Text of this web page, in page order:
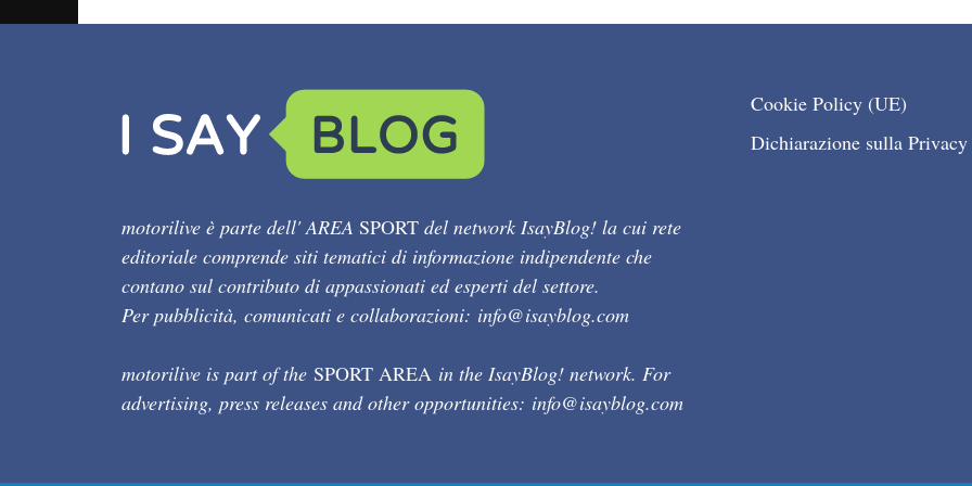
motorilive è parte dell' AREA SPORT del network IsayBlog! la cui rete
editoriale comprende siti tematici di informazione indipendente che
contano sul contributo di appassionati ed esperti del settore.
Per pubblicità, comunicati e collaborazioni: info@isayblog.com
motorilive is part of the SPORT AREA in the IsayBlog! network. For
advertising, press releases and other opportunities: info@isayblog.com
Cookie Policy (UE)
Dichiarazione sulla